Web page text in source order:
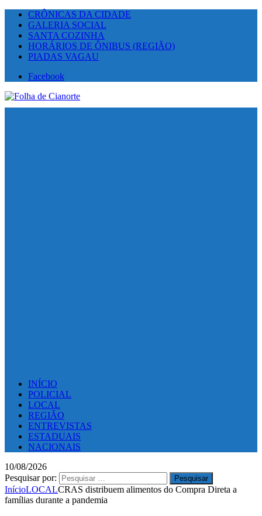
CRÔNICAS DA CIDADE
GALERIA SOCIAL
SANTA COZINHA
HORÁRIOS DE ÔNIBUS (REGIÃO)
PIADAS VAGAU
Facebook
INÍCIO
POLICIAL
LOCAL
REGIÃO
ENTREVISTAS
ESTADUAIS
NACIONAIS
10/08/2026
Pesquisar por:
InícioLOCALCRAS distribuem alimentos do Compra Direta a
famílias durante a pandemia